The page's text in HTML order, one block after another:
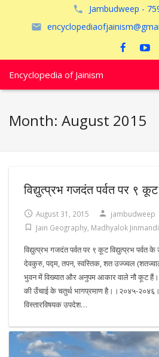
Jambudweep -
Encyclopedia of Jainism
अयोध्या
Month: August 2015
विद्युत्प्रभ गजदंत पर्वत पर ९ कूट
August 31, 2015
jambudweep
Jain Geography Madhyalok
विद्युत्प्रभ गजदंत पर्वत पर ९ कूट विद्युत्प्रभ पर्वत
देवकुरु, पद्म, तपन, स्वस्तिक, शत उज्ज्वल
भुवन में विख्यात और अनुपम आकार वाले नौ कूट हैं।
की उँचाई के चतुर्थ भागप्रमाण है।।२०४५-
विस्तारविषयक उपदेश…